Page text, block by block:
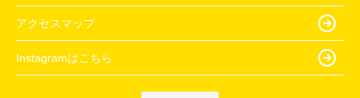
アクセスマップ
Instagramはこちら